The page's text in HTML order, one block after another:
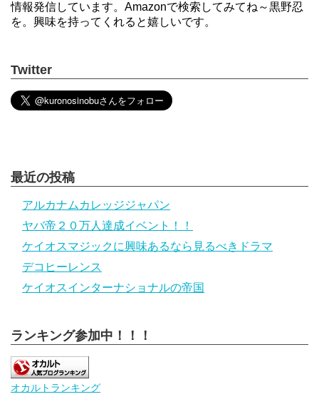
情報発信しています。Amazonで検索してみてね～黒野忍
を。興味を持ってくれると嬉しいです。
Twitter
最近の投稿
アルカナムカレッジジャパン
ヤバ帝２０万人達成イベント！！
ケイオスマジックに興味あるなら見るべきドラマ
デコヒーレンス
ケイオスインターナショナルの帝国
ランキング参加中！！！
オカルトランキング